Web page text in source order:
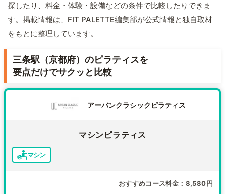
探したり、料金・体験・設備などの条件で比較したりできま
す。掲載情報は、FIT PALETTE編集部が公式情報と独自取材
をもとに整理しています。
三条駅（京都府）のピラティスを
要点だけでサクッと比較
アーバンクラシックピラティス
マシンピラティス
マシン
おすすめコース料金 8,580円